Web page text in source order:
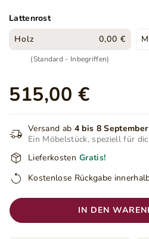
Lattenrost
Holz
0,00 €
(Standard - Inbegriffen)
515,00 €
Versand ab 4 bis 8 September
Ein Möbelstück, speziell für
Lieferkosten Gratis!
Kostenlose Rückgabe
IN DEN